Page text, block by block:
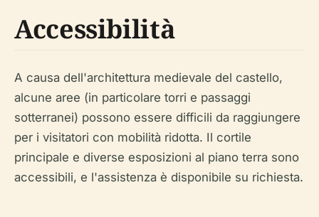
Accessibilità
A causa dell'architettura medievale del castello,
alcune aree (in particolare torri e passaggi
sotterranei) possono essere difficili da raggiungere
per i visitatori con mobilità ridotta. Il cortile
principale e diverse esposizioni al piano terra sono
accessibili, e l'assistenza è disponibile su richiesta.